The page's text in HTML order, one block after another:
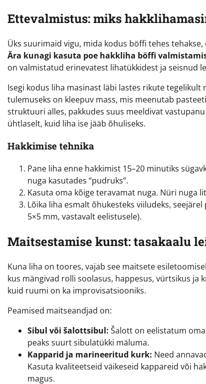
Ettevalmistus: miks
Üks suurimaid vigu, mida kodus böffi tehes
Ära kunagi kasuta poe hakkliha böffi
on valmistatud erinevatest lihatükkidest ja seisnud
Isegi kodus liha masinast läbi lastes rikute
tulemuseks on kleepuv mass, mis meenutab
struktuuri alles, pakkudes suus meeldivat
ühtlaselt, kuid liha ise jääb õhuliseks.
Hakkimise tehnika
Pane liha enne hakkimist 15–20 minutiks
nuga kasutades “pudruks”.
Kasuta oma kõige teravamat nuga. Nüri nuga
Lõika liha esmalt õhukesteks viiludeks,
5×5 mm, vastavalt eelistusele).
Maitsestamise kunst: tasakaalu
Kuna liha on toores, vajab see maitsete
kus mängivad rolli soolasus, happesus, vürtsikus ja
kuid ruumi on ka improvisatsiooniks.
Peamised maitseandjad on:
Sibul või šalottsibul: Šalott on eelistatum
peaks suurt sibulatükki mäluma.
Kapparid ja marineeritud kurk: Need
Kasuta kvaliteetseid väikeseid kappareid või
magus.